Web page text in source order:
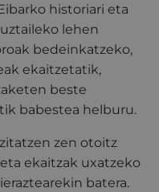
historiari eta
lehen
bedeinkatzeko,
ekaitzetatik,
beste
babestea helburu.
zen otoitz
ekaitzak uxatzeko
batera.